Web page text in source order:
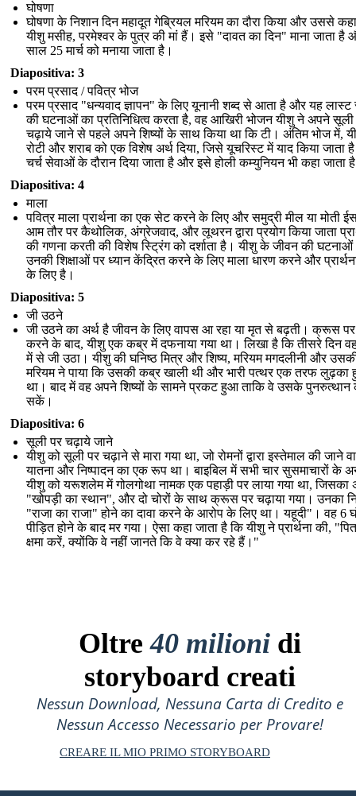
घोषणा
घोषणा के निशान दिन महादूत गेब्रियल मरियम का दौरा किया और उससे
यीशु मसीह, परमेश्वर के पुत्र की मां हैं। इसे "दावत का दिन" माना जाता है
साल 25 मार्च को मनाया जाता है।
Diapositiva: 3
परम प्रसाद / पवित्र भोज
परम प्रसाद "धन्यवाद ज्ञापन" के लिए यूनानी शब्द से आता है और यह लास्ट
की घटनाओं का प्रतिनिधित्व करता है, वह आखिरी भोजन यीशु ने अपने सूली
चढ़ाये जाने से पहले अपने शिष्यों के साथ किया था कि टी। अंतिम भोज में,
रोटी और शराब को एक विशेष अर्थ दिया, जिसे यूचरिस्ट में याद किया जाता
चर्च सेवाओं के दौरान दिया जाता है और इसे होली कम्युनियन भी कहा जाता
Diapositiva: 4
माला
पवित्र माला प्रार्थना का एक सेट करने के लिए और समुद्री मील या मोती
आम तौर पर कैथोलिक, अंग्रेजवाद, और लूथरन द्वारा प्रयोग किया जाता
की गणना करती की विशेष स्ट्रिंग को दर्शाता है। यीशु के जीवन की
उनकी शिक्षाओं पर ध्यान केंद्रित करने के लिए माला धारण करने और
के लिए है।
Diapositiva: 5
जी उठने
जी उठने का अर्थ है जीवन के लिए वापस आ रहा या मृत से बढ़ती। क्रूस पर
करने के बाद, यीशु एक कब्र में दफनाया गया था। लिखा है कि तीसरे दिन
में से जी उठा। यीशु की घनिष्ठ मित्र और शिष्य, मरियम मगदलीनी और
मरियम ने पाया कि उसकी कब्र खाली थी और भारी पत्थर एक तरफ लुढ़का
था। बाद में वह अपने शिष्यों के सामने प्रकट हुआ ताकि वे उसके पुनरुत्थान
सकें।
Diapositiva: 6
सूली पर चढ़ाये जाने
यीशु को सूली पर चढ़ाने से मारा गया था, जो रोमनों द्वारा इस्तेमाल की जाने
यातना और निष्पादन का एक रूप था। बाइबिल में सभी चार सुसमाचारों के
यीशु को यरूशलेम में गोलगोथा नामक एक पहाड़ी पर लाया गया था, जिसका
"खोपड़ी का स्थान", और दो चोरों के साथ क्रूस पर चढ़ाया गया। उनका
"राजा का राजा" होने का दावा करने के आरोप के लिए था। यहूदी"। वह 6
पीड़ित होने के बाद मर गया। ऐसा कहा जाता है कि यीशु ने प्रार्थना की,
क्षमा करें, क्योंकि वे नहीं जानते कि वे क्या कर रहे हैं।"
Oltre40 milioni di
storyboard creati
Nessun Download, Nessuna Carta di Credito e
Nessun Accesso Necessario per Provare!
CREARE IL MIO PRIMO STORYBOARD